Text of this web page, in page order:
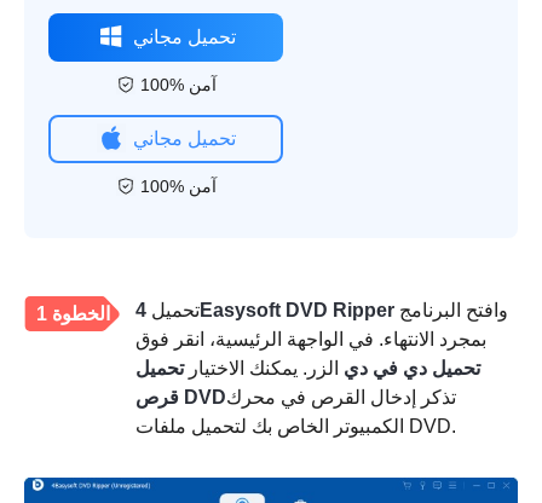
تحميل مجاني
100% آمن
تحميل مجاني
100% آمن
الخطوة 1 تحميل4Easysoft DVD Ripper
بمجرد الانتهاء. في الواجهة الرئيسية، انقر فوق
تحميل دي في دي الزر. يمكنك الاختيارتحميل
قرص DVDتذكر إدخال القرص في محرك
الكمبيوتر الخاص بك لتحميل ملفات DVD.